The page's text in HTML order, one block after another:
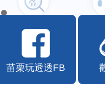
苗栗玩透透FB